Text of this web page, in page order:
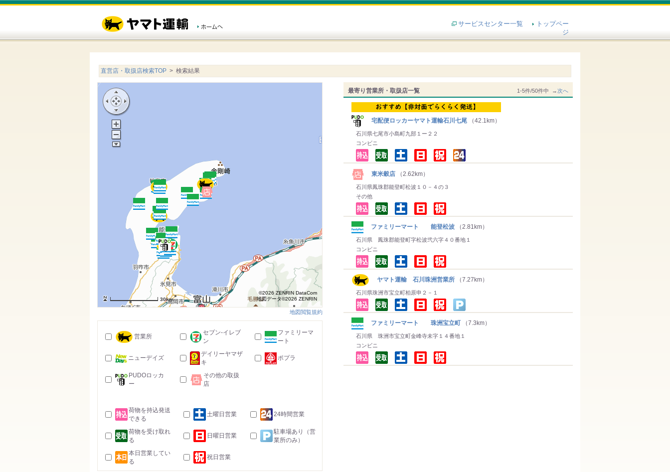
サービスセンター一覧
トップペー
ジ
直営店・取扱店検索TOP > 検索結果
最寄り営業所・取扱店一覧 1-5件/50件中 →次へ
宅配便ロッカーヤマト運輸石川七尾 （42.1km）
石川県七尾市小島町九部１ー２２
コンビニ
東米穀店 （2.62km）
石川県鳳珠郡能登町松波１０－４の３
その他
ファミリーマート 能登松波 （2.81km）
石川県 鳳珠郡能登町字松波弐六字４０番地１
コンビニ
ヤマト運輸 石川珠洲営業所 （7.27km）
石川県珠洲市宝立町柏原申２－１
ファミリーマート 珠洲宝立町 （7.3km）
石川県 珠洲市宝立町金峰寺未字１４番地１
コンビニ
30km
©2026 ZENRIN DataCom
地図データ©2026 ZENRIN
地図閲覧規約
営業所
セブン-イレブ
ン
ファミリーマ
ート
ニューデイズ
デイリーヤマザ
キ
ポプラ
PUDOロッカ
ー
その他の取扱
店
荷物を持込発送
できる
土曜日営業 24時間営業
荷物を受け取れ
る
日曜日営業
駐車場あり（営
業所のみ）
本日営業してい
る
祝日営業